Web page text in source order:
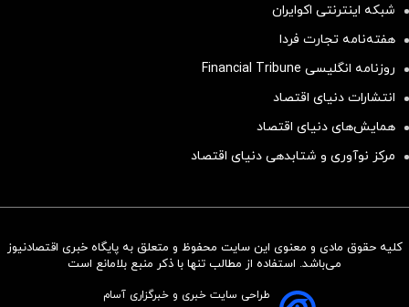
سرمایه‌گذاری همسنگ با شاخص
شبکه اینترنتی اکوایران
هفته‌نامه تجارت فردا
روزنامه انگلیسی Financial Tribune
انتشارات دنیای اقتصاد
همایش‌های دنیای اقتصاد
مرکز نوآوری و شتابدهی دنیای اقتصاد
کلیه حقوق مادی و معنوی این سایت محفوظ و متعلق به پایگاه خبری اقتصادنیوز
می‌باشد. استفاده از مطالب تنها با ذکر منبع بلامانع است
طراحی سایت خبری و خبرگزاری آسام